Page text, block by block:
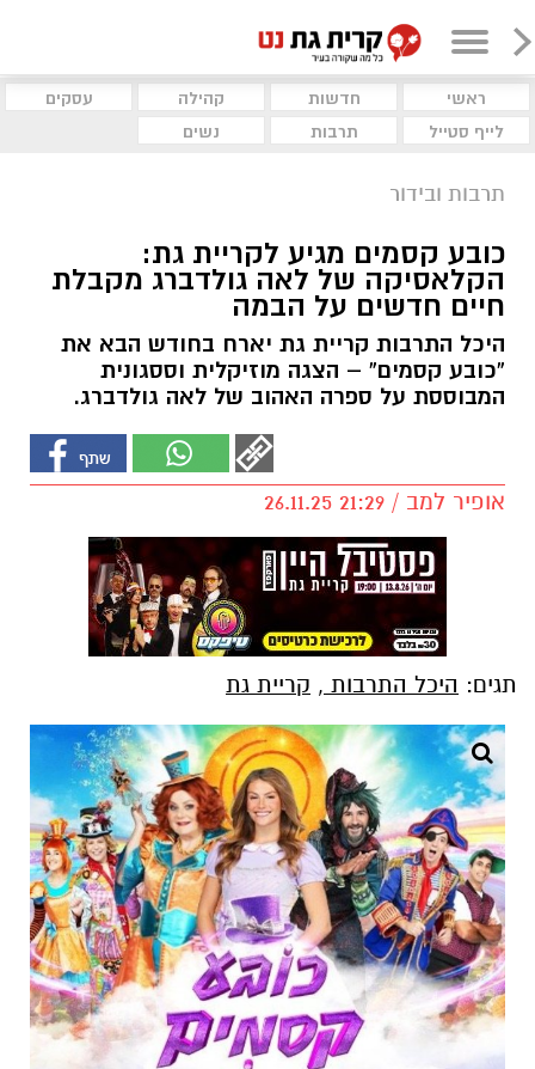
ראשי חדשות קהילה
עסקים
לייף סטייל
תרבות נשים
תרבות ובידור
כובע קסמים מגיע לקריית גת:
הקלאסיקה של לאה גולדברג מקבלת
חיים חדשים על הבמה
היכל התרבות קריית גת יארח בחודש הבא את
“כובע קסמים” – הצגה מוזיקלית וססגונית
המבוססת על ספרה האהוב של לאה גולדברג.
אופיר למב / 21:29 26.11.25
תגים: היכל התרבות , קריית גת